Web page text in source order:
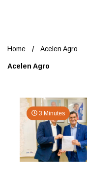
Home Acelen Agro
Acelen Agro
3 Minutes